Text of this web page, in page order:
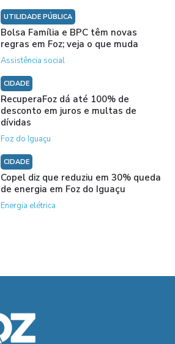
UTILIDADE PÚBLICA
Bolsa Família e BPC têm novas
regras em Foz; veja o que muda
Assistência social
CIDADE
RecuperaFoz dá até 100% de
desconto em juros e multas de
dívidas
Foz do Iguaçu
CIDADE
Copel diz que reduziu em 30% queda
de energia em Foz do Iguaçu
Energia elétrica